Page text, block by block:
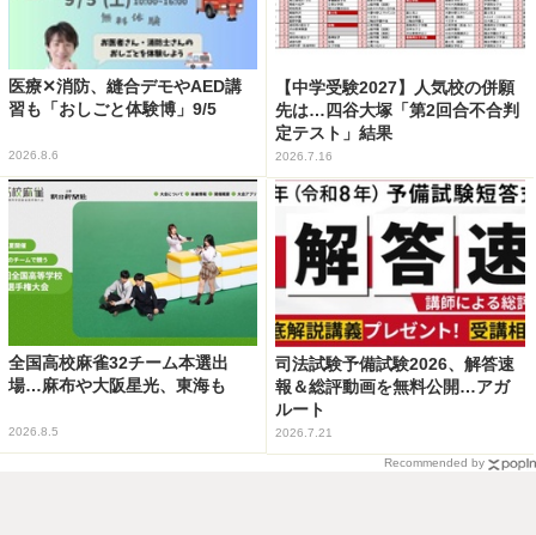
医療✕消防、縫合デモやAED講
習も「おしごと体験博」9/5
2026.8.6
【中学受験2027】人気校の併願
先は…四谷大塚「第2回合不合判
定テスト」結果
2026.7.16
全国高校麻雀32チーム本選出
場…麻布や大阪星光、東海も
2026.8.5
司法試験予備試験2026、解答速
報＆総評動画を無料公開…アガ
ルート
2026.7.21
Recommended by